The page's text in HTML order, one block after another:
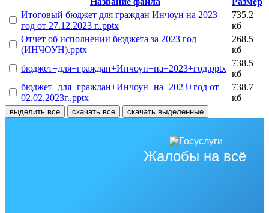
Итоговый бюджет для граждан Инчоун на 2023
год от 27.12.2023 г..pptx
735.2
кб
Отчет об исполнении бюджета за 2023 год
(ИНЧОУН).pptx
268.5
кб
бюджет+для+граждан+Инчоун+на+2023+год.pptx
738.5
кб
бюджет+для+граждан+Инчоун+на+2023+год от
02.02.2023г..pptx
738.7
кб
выделить все скачать все скачать выделенные
Жалобы на всё